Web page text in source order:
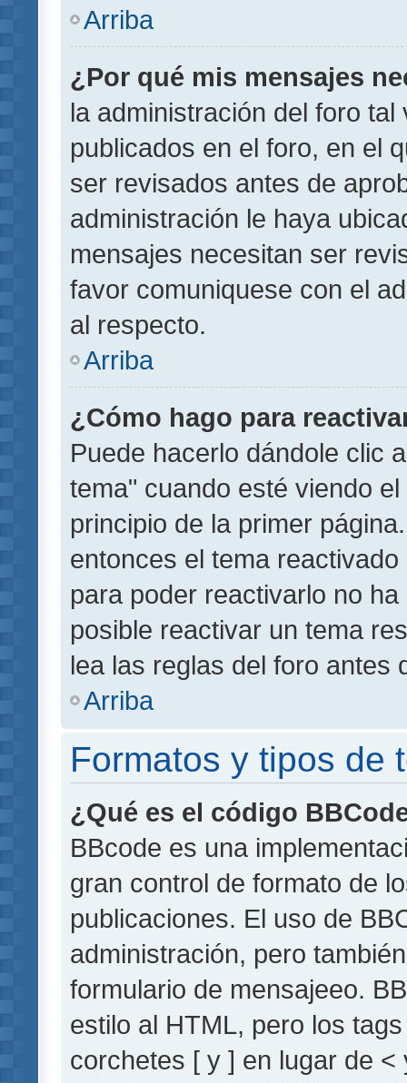
Arriba
¿Por qué mis mensajes
la administración del foro
publicados en el foro, en el
ser revisados antes de
administración le haya
mensajes necesitan ser
favor comuniquese con el
al respecto.
Arriba
¿Cómo hago para
Puede hacerlo dándole clic
tema" cuando esté viendo
principio de la primer
entonces el tema
para poder reactivarlo no
posible reactivar un tema
lea las reglas del foro antes
Arriba
Formatos y tipos de
¿Qué es el código
BBcode es una
gran control de formato de
publicaciones. El uso de
administración, pero
formulario de mensajeeo.
estilo al HTML, pero los
corchetes [ y ] en lugar de